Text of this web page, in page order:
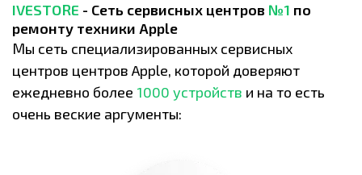
IVESTORE - Сеть сервисных центров №1 по
ремонту техники Apple
Мы сеть специализированных сервисных
центров центров Apple, которой доверяют
ежедневно более 1000 устройств и на то есть
очень веские аргументы: